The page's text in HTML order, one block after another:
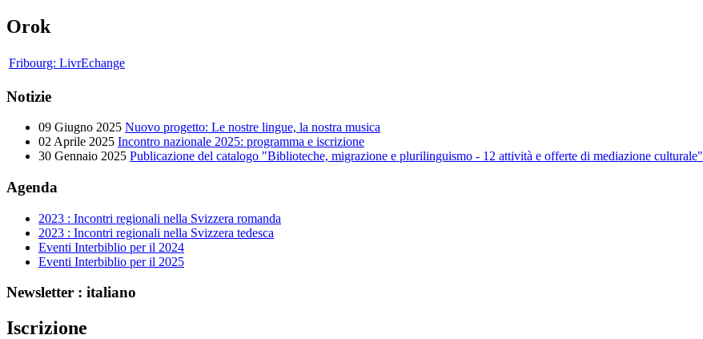
Orok
Fribourg: LivrEchange
Notizie
09 Giugno 2025 Nuovo progetto: Le nostre lingue, la nostra musica
02 Aprile 2025 Incontro nazionale 2025: programma e iscrizione
30 Gennaio 2025 Publicazione del catalogo "Biblioteche, migrazione e plurilinguismo - 12 attività e offerte di mediazione culturale"
Agenda
2023 : Incontri regionali nella Svizzera romanda
2023 : Incontri regionali nella Svizzera tedesca
Eventi Interbiblio per il 2024
Eventi Interbiblio per il 2025
Newsletter : italiano
Iscrizione